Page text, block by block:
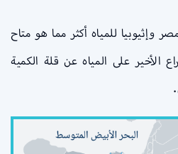
وإثيوبيا للمياه أكثر مما هو متاح
الأخير على المياه عن قلة الكمية